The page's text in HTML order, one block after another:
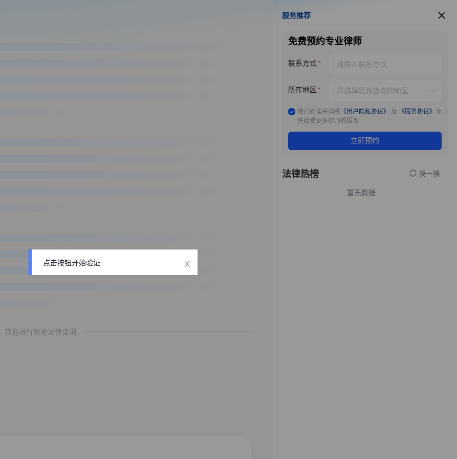
欢迎进行智能法律咨询
服务推荐
服务推荐
免费预约专业律师
联系方式
所在地区
我已阅读并同意 《用户隐私协议》 及 《服务协议》 允
许接受更多律师的服务
立即预约
法律热榜 换一换
暂无数据
点击按钮开始验证 x